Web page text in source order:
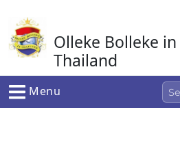
naar
de
inhoud
Olleke Bolleke in
Thailand
In Thailand
Menu